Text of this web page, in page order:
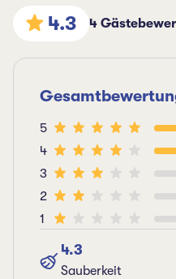
4.3 4
5
4
3
2
1
4.3
Sauberkeit